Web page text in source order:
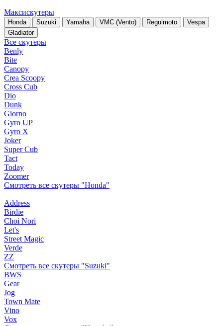
Максискутеры
Honda Suzuki Yamaha VMC (Vento) Regulmoto
Vespa
Gladiator
Все скутеры
Benly
Bite
Canopy
Crea Scoopy
Cross Cub
Dio
Dunk
Giorno
Gyro UP
Gyro X
Joker
Super Cub
Tact
Today
Zoomer
Смотреть все скутеры "Honda"
Address
Birdie
Choi Nori
Let's
Street Magic
Verde
ZZ
Смотреть все скутеры "Suzuki"
BWS
Gear
Jog
Town Mate
Vino
Vox